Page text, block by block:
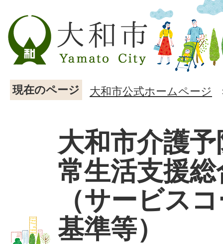
現在のページ 大和市公式ホームページ
大和市介護
常生活支援
（サービス
基準等）